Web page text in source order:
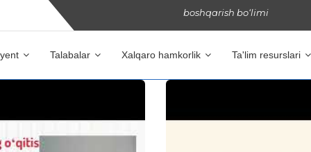
boshqarish bo‘limi
Talabalar Xalqaro hamkorlik Ta'lim resurslari